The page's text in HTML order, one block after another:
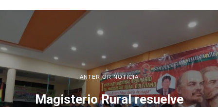
ANTERIOR NOTICIA
Magisterio Rural resuelve